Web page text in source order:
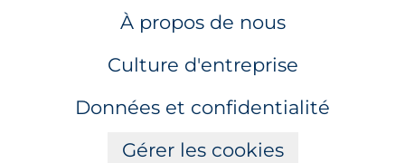
À propos de nous
Culture d'entreprise
Données et confidentialité
Gérer les cookies